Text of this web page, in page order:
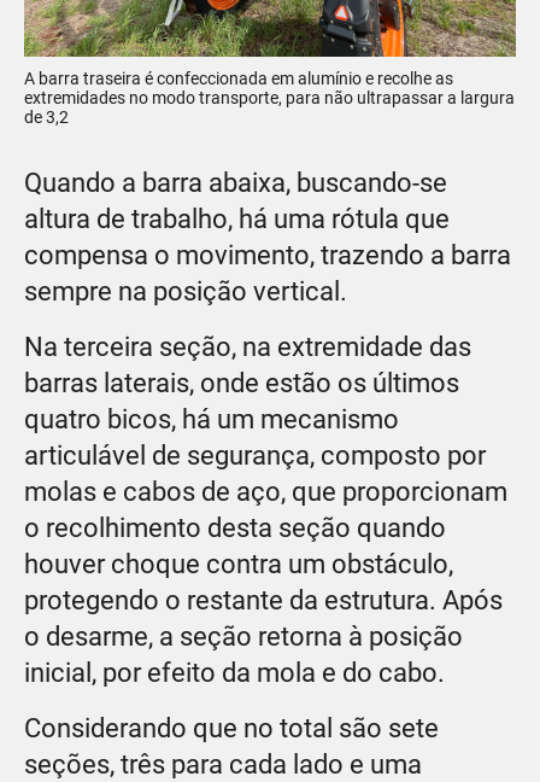
A barra traseira é confeccionada em alumínio e recolhe as
extremidades no modo transporte, para não ultrapassar a largura
de 3,2
Quando a barra abaixa, buscando-se
altura de trabalho, há uma rótula que
compensa o movimento, trazendo a barra
sempre na posição vertical.
Na terceira seção, na extremidade das
barras laterais, onde estão os últimos
quatro bicos, há um mecanismo
articulável de segurança, composto por
molas e cabos de aço, que proporcionam
o recolhimento desta seção quando
houver choque contra um obstáculo,
protegendo o restante da estrutura. Após
o desarme, a seção retorna à posição
inicial, por efeito da mola e do cabo.
Considerando que no total são sete
seções, três para cada lado e uma